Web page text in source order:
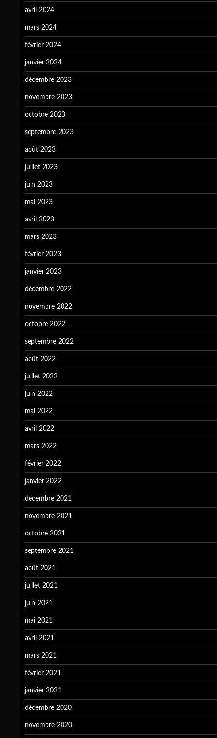
avril 2024
mars 2024
février 2024
janvier 2024
décembre 2023
novembre 2023
octobre 2023
septembre 2023
août 2023
juillet 2023
juin 2023
mai 2023
avril 2023
mars 2023
février 2023
janvier 2023
décembre 2022
novembre 2022
octobre 2022
septembre 2022
août 2022
juillet 2022
juin 2022
mai 2022
avril 2022
mars 2022
février 2022
janvier 2022
décembre 2021
novembre 2021
octobre 2021
septembre 2021
août 2021
juillet 2021
juin 2021
mai 2021
avril 2021
mars 2021
février 2021
janvier 2021
décembre 2020
novembre 2020